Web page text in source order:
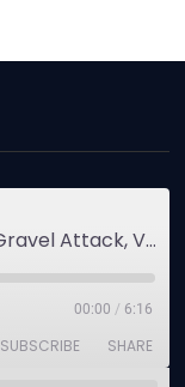
DDR #76 [info] - konkurs Gravel Attack, Varmia Gravel, Bike Expo, Inspire India Ultra Race
00:00 / 6:16
SUBSCRIBE SHARE